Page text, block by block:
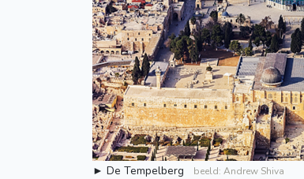
► De Tempelberg beeld: Andrew Shiva